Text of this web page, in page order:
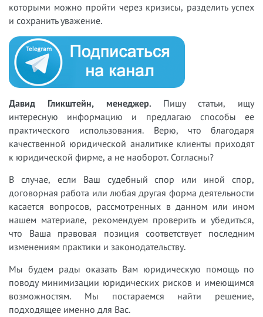
которыми можно пройти через кризисы, разделить успех
и сохранить уважение.
Давид Гликштейн, менеджер. Пишу статьи, ищу
интересную информацию и предлагаю способы ее
практического использования. Верю, что благодаря
качественной юридической аналитике клиенты приходят
к юридической фирме, а не наоборот. Согласны?
В случае, если Ваш судебный спор или иной спор,
договорная работа или любая другая форма деятельности
касается вопросов, рассмотренных в данном или ином
нашем материале, рекомендуем проверить и убедиться,
что Ваша правовая позиция соответствует последним
изменениям практики и законодательству.
Мы будем рады оказать Вам юридическую помощь по
поводу минимизации юридических рисков и имеющимся
возможностям. Мы постараемся найти решение,
подходящее именно для Вас.